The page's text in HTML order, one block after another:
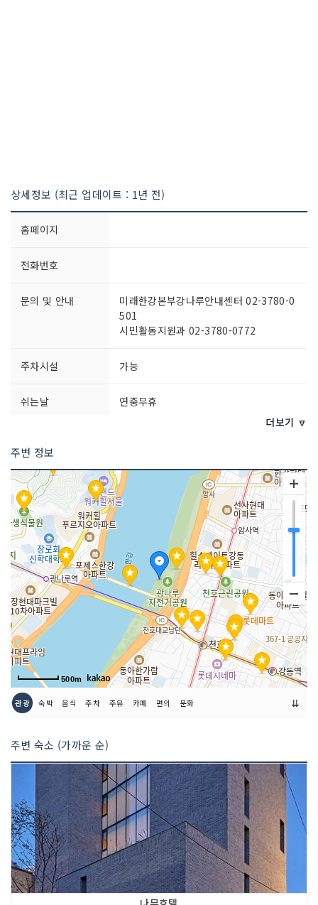
상세정보 (최근 업데이트 : 1년 전)
홈페이지
전화번호
문의 및 안내
미래한강본부강나루안내센터 02-3780-0
501
시민활동지원과 02-3780-0772
주차시설 가능
쉬는날 연중무휴
더보기 🔽
주변 정보
500m
관광 숙박 음식 주차 주유 카페 편의 문화 ⇊
주변 숙소 (가까운 순)